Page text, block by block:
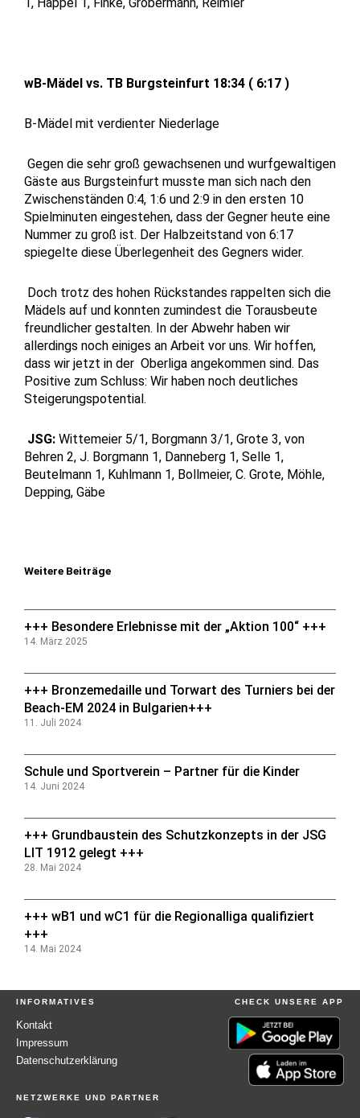
Weitere Beiträge
+++ Besondere Erlebnisse mit der „Aktion 100“ +++
14. März 2025
+++ Bronzemedaille und Torwart des Turniers bei der
Beach-EM 2024 in Bulgarien+++
11. Juli 2024
Schule und Sportverein – Partner für die Kinder
14. Juni 2024
+++ Grundbaustein des Schutzkonzepts in der JSG
LIT 1912 gelegt +++
28. Mai 2024
+++ wB1 und wC1 für die Regionalliga qualifiziert
+++
14. Mai 2024
wB-Mädel vs. TB Burgsteinfurt 18:34 ( 6:17 )
B-Mädel mit verdienter Niederlage
Gegen die sehr groß gewachsenen und wurfgewaltigen
Gäste aus Burgsteinfurt musste man sich nach den
Zwischenständen 0:4, 1:6 und 2:9 in den ersten 10
Spielminuten eingestehen, dass der Gegner heute eine
Nummer zu groß ist. Der Halbzeitstand von 6:17
spiegelte diese Überlegenheit des Gegners wider.
Doch trotz des hohen Rückstandes rappelten sich die
Mädels auf und konnten zumindest die Torausbeute
freundlicher gestalten. In der Abwehr haben wir
allerdings noch einiges an Arbeit vor uns. Wir hoffen,
dass wir jetzt in der Oberliga angekommen sind. Das
Positive zum Schluss: Wir haben noch deutliches
Steigerungspotential.
JSG: Wittemeier 5/1, Borgmann 3/1, Grote 3, von
Behren 2, J. Borgmann 1, Danneberg 1, Selle 1,
Beutelmann 1, Kuhlmann 1, Bollmeier, C. Grote, Möhle,
Depping, Gäbe
INFORMATIVES
Kontakt
Impressum
Datenschutzerklärung
CHECK UNSERE APP
NETZWERKE UND PARTNER